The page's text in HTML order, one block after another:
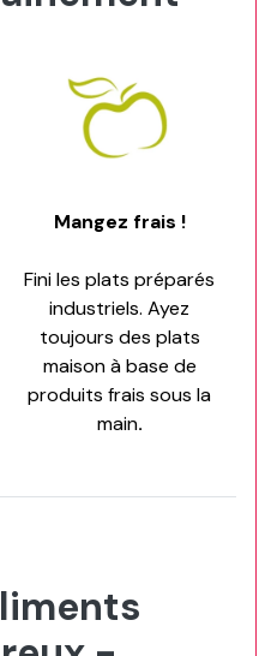
Mangez frais !
Fini les plats préparés
industriels. Ayez
toujours des plats
maison à base de
produits frais sous la
main.